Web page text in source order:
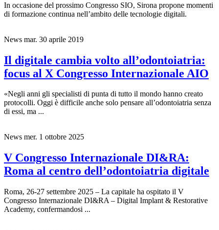
In occasione del prossimo Congresso SIO, Sirona propone momenti
di formazione continua nell’ambito delle tecnologie digitali.
News mar. 30 aprile 2019
Il digitale cambia volto all’odontoiatria:
focus al X Congresso Internazionale AIO
«Negli anni gli specialisti di punta di tutto il mondo hanno creato
protocolli. Oggi è difficile anche solo pensare all’odontoiatria senza
di essi, ma ...
News mer. 1 ottobre 2025
V Congresso Internazionale DI&RA:
Roma al centro dell’odontoiatria digitale
Roma, 26-27 settembre 2025 – La capitale ha ospitato il V
Congresso Internazionale DI&RA – Digital Implant & Restorative
Academy, confermandosi ...